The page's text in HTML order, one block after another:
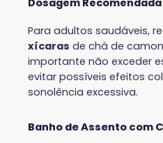
Dosagem Recomendada
Para adultos saudáveis,
xícaras de chá de
importante não exceder
evitar possíveis efeitos
sonolência excessiva.
Banho de Assento com